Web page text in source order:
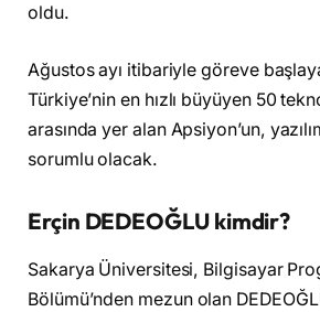
oldu.
Ağustos ayı itibariyle göreve
Türkiye’nin en hızlı büyüyen 50
arasında yer alan Apsiyon’un,
sorumlu olacak.
Erçin DEDEOĞLU kimdir?
Sakarya Üniversitesi, Bilgisayar
Bölümü’nden mezun olan